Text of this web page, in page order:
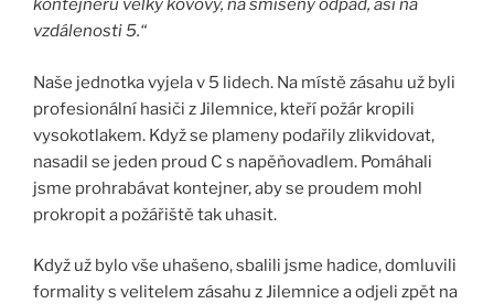
kontejneru velký kovový, na smíšený odpad, asi na
vzdálenosti 5.“
Naše jednotka vyjela v 5 lidech. Na místě zásahu už byli
profesionální hasiči z Jilemnice, kteří požár kropili
vysokotlakem. Když se plameny podařily zlikvidovat,
nasadil se jeden proud C s napěňovadlem. Pomáhali
jsme prohrabávat kontejner, aby se proudem mohl
prokropit a požářiště tak uhasit.
Když už bylo vše uhašeno, sbalili jsme hadice, domluvili
formality s velitelem zásahu z Jilemnice a odjeli zpět na